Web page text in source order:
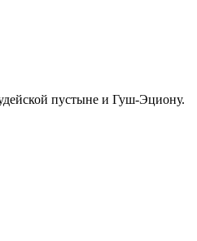
пустыне и Гуш-Эциону.